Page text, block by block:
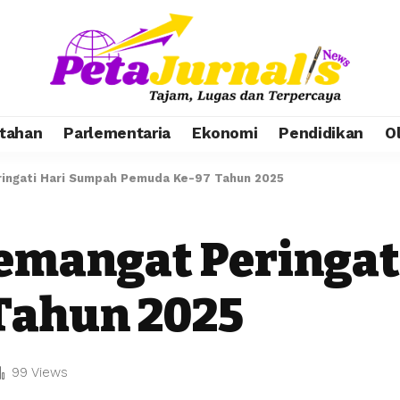
Parlementaria Ekonomi Pendidikan
Hari Sumpah Pemuda Ke-97 Tahun 2025
2025
99 Views